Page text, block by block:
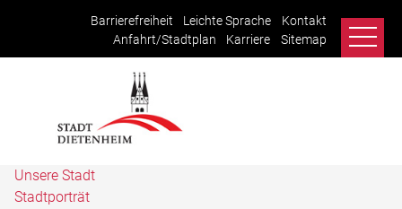
Barrierefreiheit Leichte Sprache
Kontakt
Anfahrt/Stadtplan
Karriere Sitemap
Unsere Stadt
Stadtporträt